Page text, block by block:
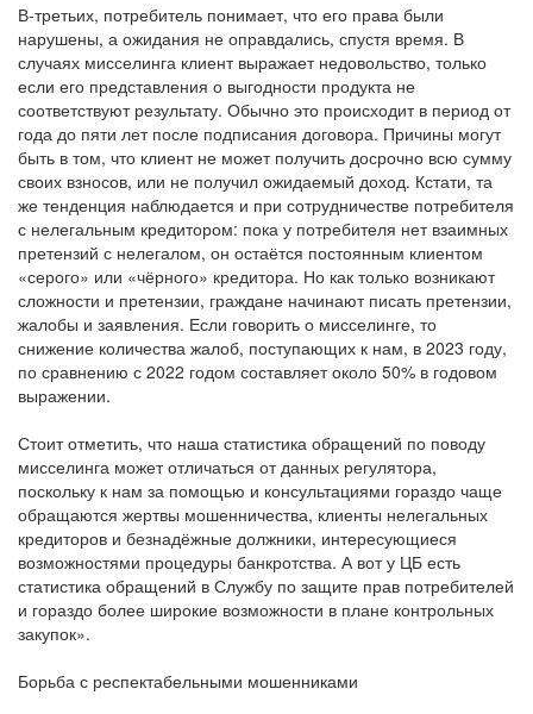
В-третьих, потребитель понимает, что его права были
нарушены, а ожидания не оправдались, спустя время. В
случаях мисселинга клиент выражает недовольство, только
если его представления о выгодности продукта не
соответствуют результату. Обычно это происходит в период от
года до пяти лет после подписания договора. Причины могут
быть в том, что клиент не может получить досрочно всю сумму
своих взносов, или не получил ожидаемый доход. Кстати, та
же тенденция наблюдается и при сотрудничестве потребителя
с нелегальным кредитором: пока у потребителя нет взаимных
претензий с нелегалом, он остаётся постоянным клиентом
«серого» или «чёрного» кредитора. Но как только возникают
сложности и претензии, граждане начинают писать претензии,
жалобы и заявления. Если говорить о мисселинге, то
снижение количества жалоб, поступающих к нам, в 2023 году,
по сравнению с 2022 годом составляет около 50% в годовом
выражении.
Стоит отметить, что наша статистика обращений по поводу
мисселинга может отличаться от данных регулятора,
поскольку к нам за помощью и консультациями гораздо чаще
обращаются жертвы мошенничества, клиенты нелегальных
кредиторов и безнадёжные должники, интересующиеся
возможностями процедуры банкротства. А вот у ЦБ есть
статистика обращений в Службу по защите прав потребителей
и гораздо более широкие возможности в плане контрольных
закупок».
Борьба с респектабельными мошенниками